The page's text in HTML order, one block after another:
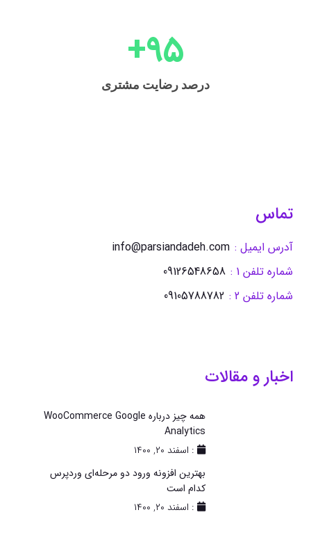
درصد رضایت مشتری
95
+
تماس
آدرس ایمیل : info@parsiandadeh.com
شماره تلفن 1 :
09126548658
شماره تلفن 2 :
09105788782
اخبار و مقالات
همه چیز درباره WooCommerce Google
Analytics
: اسفند ۲۰, ۱۴۰۰
بهترین افزونه ورود دو مرحله‌ای وردپرس
کدام است
: اسفند ۲۰, ۱۴۰۰